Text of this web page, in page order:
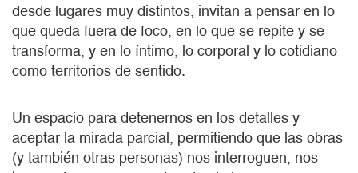
desde lugares muy distintos, invitan a pensar en lo
que queda fuera de foco, en lo que se repite y se
transforma, y en lo íntimo, lo corporal y lo cotidiano
como territorios de sentido.
Un espacio para detenernos en los detalles y
aceptar la mirada parcial, permitiendo que las obras
(y también otras personas) nos interroguen, nos